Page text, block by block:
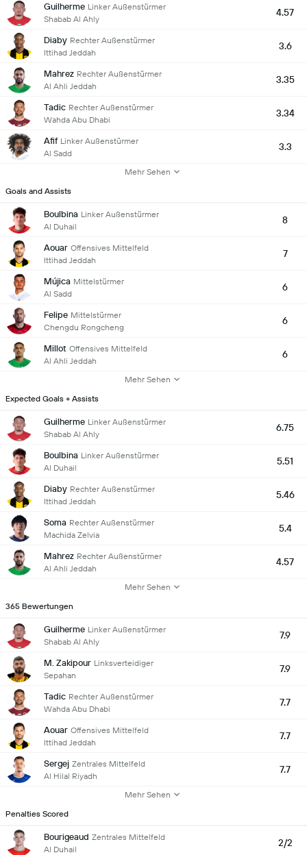
Guilherme Linker Außenstürmer
Shabab Al Ahly
4.57
Diaby Rechter Außenstürmer
Ittihad Jeddah
3.6
Mahrez Rechter Außenstürmer
Al Ahli Jeddah
3.35
Tadic Rechter Außenstürmer
Wahda Abu Dhabi
3.34
Afif Linker Außenstürmer
Al Sadd
3.3
Mehr Sehen
Goals and Assists
Boulbina Linker Außenstürmer
Al Duhail
8
Aouar Offensives Mittelfeld
Ittihad Jeddah
7
Mújica Mittelstürmer
Al Sadd
6
Felipe Mittelstürmer
Chengdu Rongcheng
6
Millot Offensives Mittelfeld
Al Ahli Jeddah
6
Mehr Sehen
Expected Goals + Assists
Guilherme Linker Außenstürmer
Shabab Al Ahly
6.75
Boulbina Linker Außenstürmer
Al Duhail
5.51
Diaby Rechter Außenstürmer
Ittihad Jeddah
5.46
Soma Rechter Außenstürmer
Machida Zelvia
5.4
Mahrez Rechter Außenstürmer
Al Ahli Jeddah
4.57
Mehr Sehen
365 Bewertungen
Guilherme Linker Außenstürmer
Shabab Al Ahly
7.9
M. Zakipour Linksverteidiger
Sepahan
7.9
Tadic Rechter Außenstürmer
Wahda Abu Dhabi
7.7
Aouar Offensives Mittelfeld
Ittihad Jeddah
7.7
Sergej Zentrales Mittelfeld
Al Hilal Riyadh
7.7
Mehr Sehen
Penalties Scored
Bourigeaud Zentrales Mittelfeld
Al Duhail
2/2